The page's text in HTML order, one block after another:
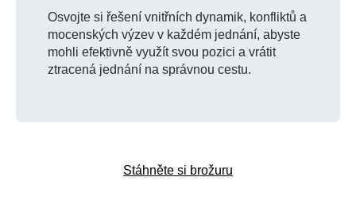
Osvojte si řešení vnitřních dynamik, konfliktů a
mocenských výzev v každém jednání, abyste
mohli efektivně využít svou pozici a vrátit
ztracená jednání na správnou cestu.
Stáhněte si brožuru